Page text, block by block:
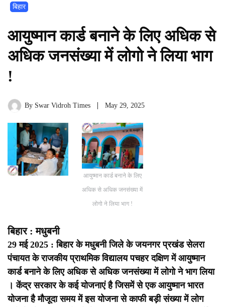
बिहार
आयुष्मान कार्ड बनाने के लिए अधिक से
अधिक जनसंख्या में लोगो ने लिया भाग
!
By Swar Vidroh Times May 29, 2025
आयुष्मान कार्ड बनाने के लिए
अधिक से अधिक जनसंख्या में
लोगो ने लिया भाग !
बिहार : मधुबनी
29 मई 2025 : बिहार के मधुबनी जिले के जयनगर प्रखंड सेलरा
पंचायत के राजकीय प्राथमिक विद्यालय पचहर दक्षिण में आयुष्मान
कार्ड बनाने के लिए अधिक से अधिक जनसंख्या में लोगो ने भाग लिया
। केंद्र सरकार के कई योजनाएं है जिसमें से एक आयुष्मान भारत
योजना है मौजूदा समय में इस योजना से काफी बड़ी संख्या में लोग